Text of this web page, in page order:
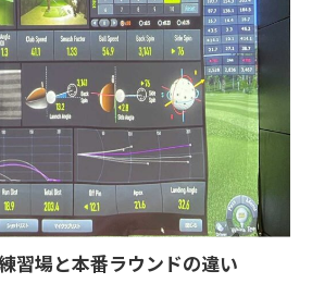
習場と本番ラウンドの違い